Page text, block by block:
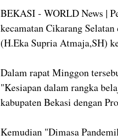
BEKASI - WORLD News |
kecamatan Cikarang
(H.Eka Supria Atmaja,SH)
Dalam rapat Minggon
"Kesiapan dalam rangka
kabupaten Bekasi dengan
Kemudian "Dimasa